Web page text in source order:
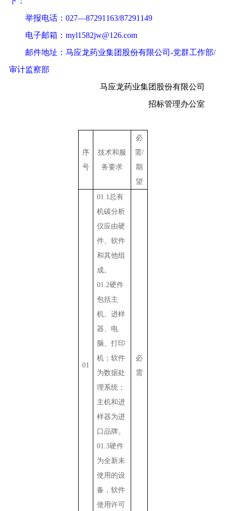
举报电话： 027—87291163/87291149
电子邮箱： myl1582jw@126.com
邮件地址：马应龙药业集团股份有限公司 -党群工作部/
审计监察部
马应龙药业集团股份有限公司
招标管理办公室
序
号
技术和服
务要求
必
需/
期
望
01
01.1总有
机碳分析
仪应由硬
件、软件
和其他组
成。
01.2硬件
包括主
机、进样
器、电
脑、打印
机；软件
为数据处
理系统；
主机和进
样器为进
口品牌。
01.3硬件
为全新未
使用的设
备，软件
使用许可
必
需